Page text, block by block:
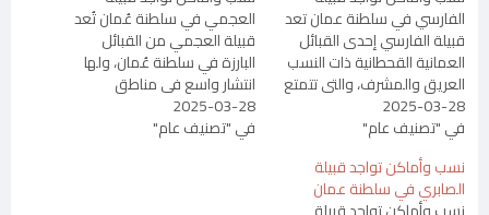
الفارسي في سلطنة عمان تعد
قبيلة الفارسي إحدى القبائل
العمانية القحطانية ذات النسب
العريق والمشرف، والتي تتمتع
بتاريخ طويل في المنطقة، حيث
تسكن العديد من المناطق
العمانية ذات الأهمية
الاجتماعية والاقتصادية. في
هذا المقال سنتعرف أكثر على
2025-03-28
في "تصنيف عام"
العجمي في سلطنة عُمان تُعد
قبيلة العجمي من القبائل
البارزة في سلطنة عُمان، ولها
انتشار واسع في مناطق
متعددة من السلطنة، مما
يجعلها واحدة من أكثر القبائل
تداخلاً جغرافيًا واجتماعيًا. ويتميز
2025-03-28
في "تصنيف عام"
نسب وأماكن تواجد قبيلة
الصابري في سلطنة عمان